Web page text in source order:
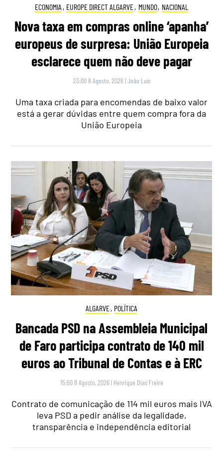
ECONOMIA , EUROPE DIRECT ALGARVE, MUNDO, NACIONAL
Nova taxa em compras online ‘apanha’
europeus de surpresa: União Europeia
esclarece quem não deve pagar
23:00 8 Agosto, 2026 |João Luís
Uma taxa criada para encomendas de baixo valor
está a gerar dúvidas entre quem compra fora da
União Europeia
ALGARVE, POLÍTICA
Bancada PSD na Assembleia Municipal
de Faro participa contrato de 140 mil
euros ao Tribunal de Contas e à ERC
15:50 8 Agosto, 2026 | Henrique Dias Freire
Contrato de comunicação de 114 mil euros mais IVA
leva PSD a pedir análise da legalidade,
transparência e independência editorial